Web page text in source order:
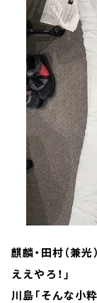
麒麟・田村（兼
ええやろ！」
川島「そんな小